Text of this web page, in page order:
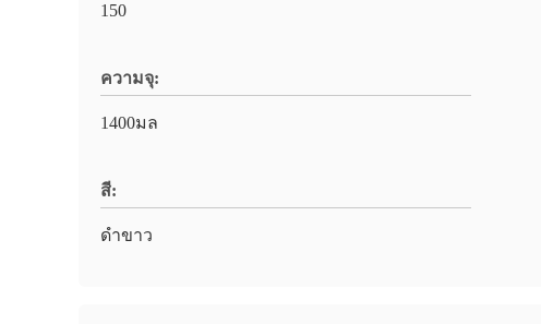
150
ความจุ:
1400มล
สี:
ดำขาว